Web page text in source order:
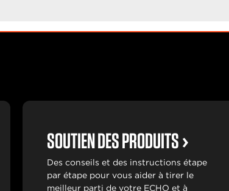
SOUTIEN DES PRODUITS
Des conseils et des instructions étape
par étape pour vous aider à tirer le
meilleur parti de votre ECHO et à